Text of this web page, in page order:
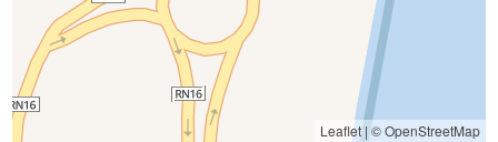
Leaflet| © OpenStreetMap